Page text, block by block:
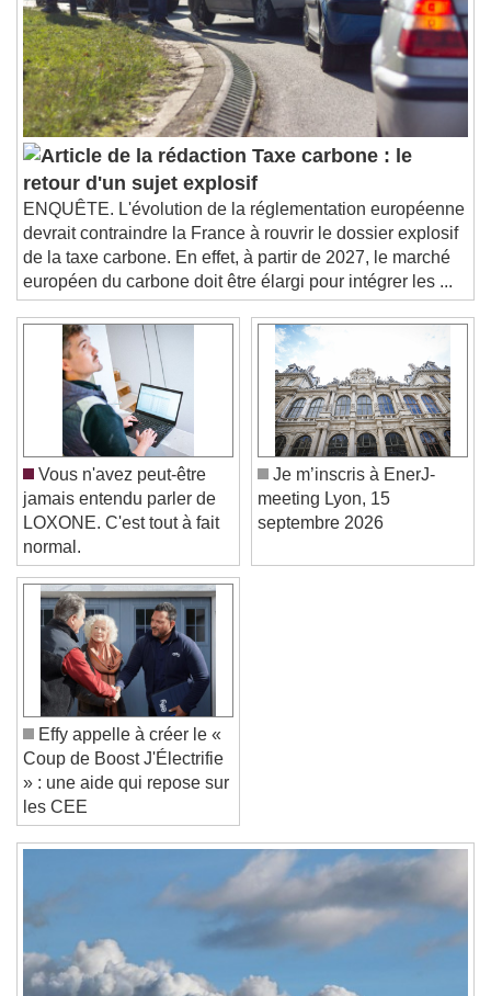
subtitles settings, opens subtitles
settings dialog
subtitles off, selected
Audio Track
Picture-in-Picture
Fullscreen
This is a modal window.
Beginning of dialog window. Escape will cancel
and close the window.
Text
Text Background
Color
Caption Area Background
Color Opacity
Font Size
Text Edge Style
Font Family
Reset
Done
Close Modal Dialog
End of dialog window.
Taxe carbone : le
retour d'un sujet explosif
ENQUÊTE. L'évolution de la réglementation européenne
devrait contraindre la France à rouvrir le dossier explosif
de la taxe carbone. En effet, à partir de 2027, le marché
européen du carbone doit être élargi pour intégrer les ...
Vous n'avez peut-être
jamais entendu parler de
LOXONE. C'est tout à fait
normal.
Je m’inscris à EnerJ-
meeting Lyon, 15
Effy appelle à créer le «
Coup de Boost J'Électrifie
» : une aide qui repose sur
les CEE